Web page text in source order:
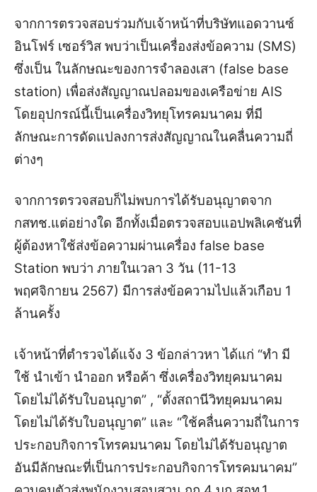
จากการตรวจสอบร่วมกับเจ้าหน้าที่บริษัทแอดวานซ์
อินโฟร์ เซอร์วิส พบว่าเป็นเครื่องส่งข้อความ (SMS)
ซึ่งเป็น ในลักษณะของการจำลองเสา (false base
station) เพื่อส่งสัญญาณปลอมของเครือข่าย AIS
โดยอุปกรณ์นี้เป็นเครื่องวิทยุโทรคมนาคม ที่มี
ลักษณะการดัดแปลงการส่งสัญญาณในคลื่นความถี่
ต่างๆ
จากการตรวจสอบก็ไม่พบการได้รับอนุญาตจาก
กสทช.แต่อย่างใด อีกทั้งเมื่อตรวจสอบแอปพลิเคชันที่
ผู้ต้องหาใช้ส่งข้อความผ่านเครื่อง false base
Station พบว่า ภายในเวลา 3 วัน (11-13
พฤศจิกายน 2567) มีการส่งข้อความไปแล้วเกือบ 1
ล้านครั้ง
เจ้าหน้าที่ตำรวจได้แจ้ง 3 ข้อกล่าวหา ได้แก่ “ทำ มี
ใช้ นำเข้า นำออก หรือค้า ซึ่งเครื่องวิทยุคมนาคม
โดยไม่ได้รับใบอนุญาต” , “ตั้งสถานีวิทยุคมนาคม
โดยไม่ได้รับใบอนุญาต” และ “ใช้คลื่นความถี่ในการ
ประกอบกิจการโทรคมนาคม โดยไม่ได้รับอนุญาต
อันมีลักษณะที่เป็นการประกอบกิจการโทรคมนาคม”